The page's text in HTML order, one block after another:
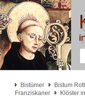
Bistümer Bistum
Franziskaner
Klöster